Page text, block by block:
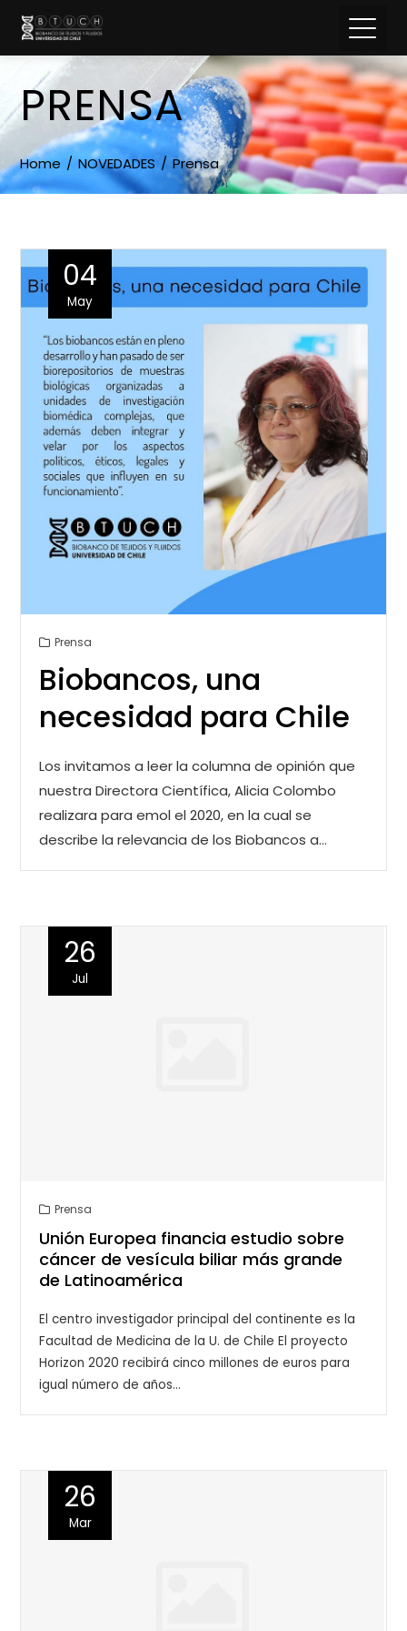
PRENSA
Home NOVEDADES Prensa
04
May
Prensa
Biobancos, una
necesidad para Chile
Los invitamos a leer la columna de opinión que
nuestra Directora Científica, Alicia Colombo
realizara para emol el 2020, en la cual se
describe la relevancia de los Biobancos a…
26
Jul
Prensa
Unión Europea financia estudio sobre
cáncer de vesícula biliar más grande
de Latinoamérica
El centro investigador principal del continente es la
Facultad de Medicina de la U. de Chile El proyecto
Horizon 2020 recibirá cinco millones de euros para
igual número de años…
26
Mar